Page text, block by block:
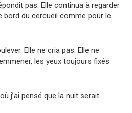
pas. Elle continua à regarder
bord du cercueil comme pour le
Elle ne cria pas. Elle ne
les yeux toujours fixés
j’ai pensé que la nuit serait